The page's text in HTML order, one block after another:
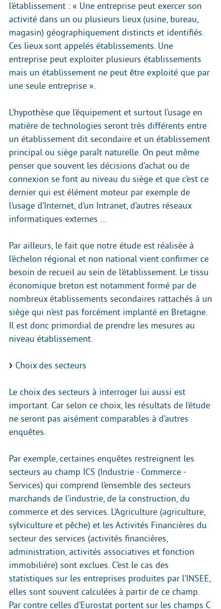
l’établissement : « Une entreprise peut exercer son
activité dans un ou plusieurs lieux (usine, bureau,
magasin) géographiquement distincts et identifiés.
Ces lieux sont appelés établissements. Une
entreprise peut exploiter plusieurs établissements
mais un établissement ne peut être exploité que par
une seule entreprise ».
L’hypothèse que l’équipement et surtout l’usage en
matière de technologies seront très différents entre
un établissement dit secondaire et un établissement
principal ou siège paraît naturelle. On peut même
penser que souvent les décisions d’achat ou de
connexion se font au niveau du siège et que c’est ce
dernier qui est élément moteur par exemple de
l’usage d’Internet, d’un Intranet, d’autres réseaux
informatiques externes ...
Par ailleurs, le fait que notre étude est réalisée à
l’échelon régional et non national vient confirmer ce
besoin de recueil au sein de l’établissement. Le tissu
économique breton est notamment formé par de
nombreux établissements secondaires rattachés à un
siège qui n’est pas forcément implanté en Bretagne.
Il est donc primordial de prendre les mesures au
niveau établissement.
Choix des secteurs
Le choix des secteurs à interroger lui aussi est
important. Car selon ce choix, les résultats de l’étude
ne seront pas aisément comparables à d’autres
enquêtes.
Par exemple, certaines enquêtes restreignent les
secteurs au champ ICS (Industrie - Commerce -
Services) qui comprend l’ensemble des secteurs
marchands de l’industrie, de la construction, du
commerce et des services. L’Agriculture (agriculture,
sylviculture et pêche) et les Activités Financières du
secteur des services (activités financières,
administration, activités associatives et fonction
immobilière) sont exclues. C’est le cas des
statistiques sur les entreprises produites par l’INSEE,
elles sont souvent calculées à partir de ce champ.
Par contre celles d’Eurostat portent sur les champs C